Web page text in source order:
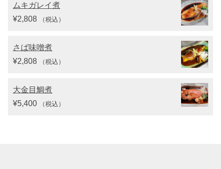
ムキガレイ煮
¥2,808 （税込）
さば味噌煮
¥2,808 （税込）
大金目鯛煮
¥5,400 （税込）